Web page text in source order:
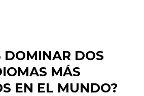
DOMINAR DOS
MÁS
EN EL MUNDO?